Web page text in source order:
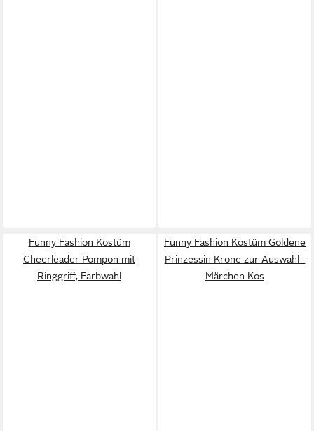
Funny Fashion Kostüm
Cheerleader Pompon mit
Ringgriff, Farbwahl
Funny Fashion Kostüm Goldene
Prinzessin Krone zur Auswahl -
Märchen Kos